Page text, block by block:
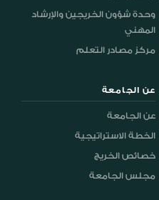
وحدة شؤون الخريجين والإرشاد
المهني
مركز مصادر التعلم
عن الجامعة
عن الجامعة
الخطة الاستراتيجية
خصائص الخريج
مجلس الجامعة